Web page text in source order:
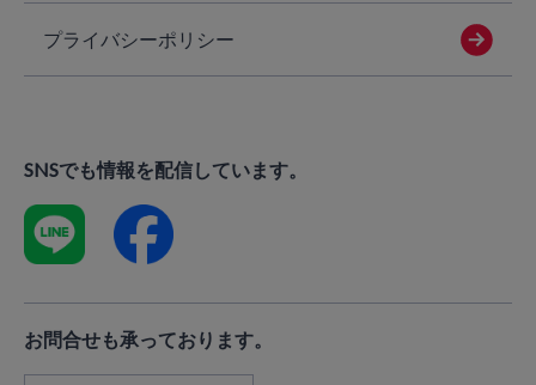
プライバシーポリシー
SNSでも情報を配信しています。
お問合せも承っております。